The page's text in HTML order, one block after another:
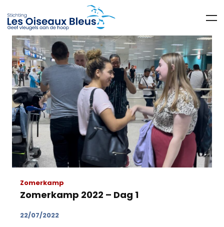
Zomerkamp
Zomerkamp 2022 – Dag 1
22/07/2022